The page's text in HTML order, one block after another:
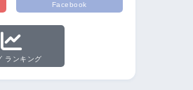
Facebook
ランキング